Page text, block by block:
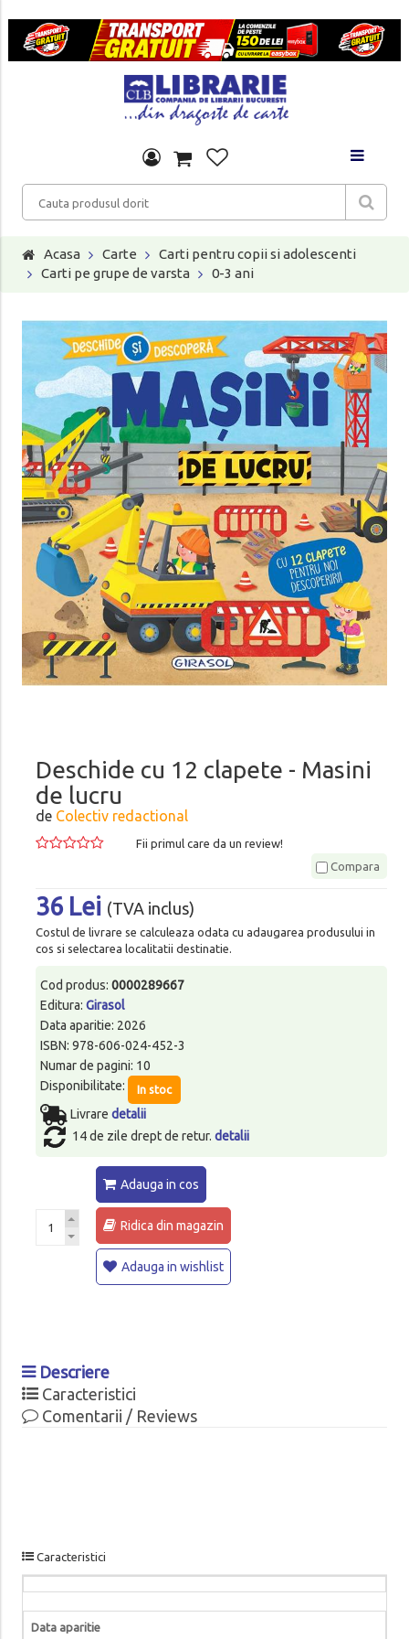
Acasa Carte
Carti pentru copii si adolescenti
Carti pe grupe de varsta
0-3 ani
Deschide cu 12 clapete - Masini
de lucru
de Colectiv redactional
Fii primul care da un review!
Compara
36 Lei (TVA inclus)
Costul de livrare se calculeaza odata cu adaugarea produsului in
cos si selectarea localitatii destinatie.
Cod produs: 0000289667
Editura: Girasol
Data aparitie: 2026
ISBN: 978-606-024-452-3
Numar de pagini: 10
Disponibilitate:
In stoc
Livrare detalii
14 de zile drept de retur. detalii
Adauga in cos
Ridica din magazin
Adauga in wishlist
Descriere
Caracteristici
Comentarii / Reviews
Caracteristici
Data aparitie